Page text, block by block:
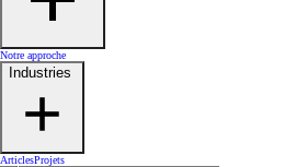
Notre approche
Industries
ArticlesProjets